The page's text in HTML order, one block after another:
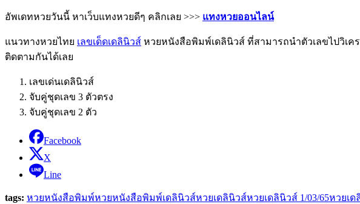
อัพเดทหวยวันนี้ หาเว็บแทงหวยดีๆ คลิกเลย >>> แทงหวยออนไลน์
แนวทางหวยไทย เลขเด็ดเดลินิวส์ หวยหนังสือพิมพ์เดลินิวส์ ที่สามารถนำตัวเลขไปวิเค
ติดตามกันได้เลย
เลขเด่นเดลินิวส์
จับคู่ชุดเลข 3 ตัวตรง
จับคู่ชุดเลข 2 ตัว
Facebook
X
Line
tags: หวยหนังสือพิมพ์หวยหนังสือพิมพ์เดลินิวส์หวยเดลินิวส์หวยเดลินิวส์ 1/03/65หวยเด